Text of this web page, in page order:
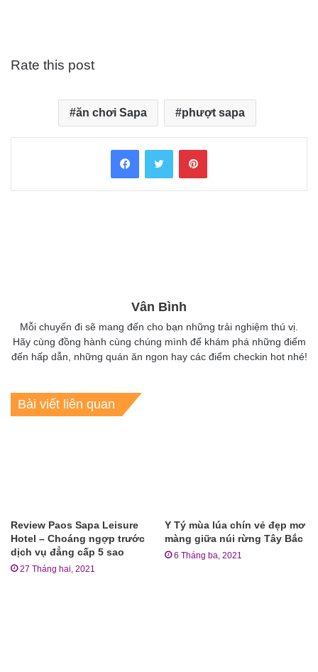
Rate this post
ăn chơi Sapa phượt sapa
FacebookTwitter Pinterest
Vân Bình
Mỗi chuyến đi sẽ mang đến cho bạn những trải nghiệm thú vị.
Hãy cùng đồng hành cùng chúng mình để khám phá những điểm
đến hấp dẫn, những quán ăn ngon hay các điểm checkin hot nhé!
Bài viết liên quan
Review Paos Sapa Leisure
Hotel – Choáng ngợp trước
dịch vụ đẳng cấp 5 sao
27 Tháng hai, 2021
Y Tý mùa lúa chín vẻ đẹp mơ
màng giữa núi rừng Tây Bắc
6 Tháng ba, 2021